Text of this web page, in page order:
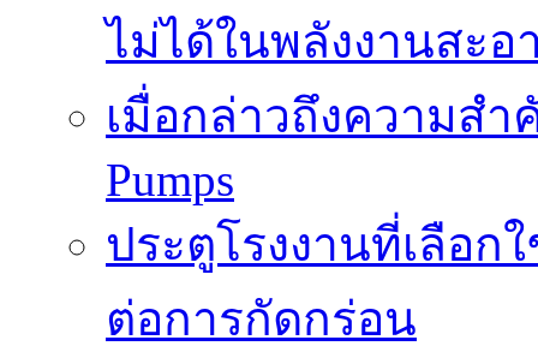
ไม่ได้ในพลังงานสะอ
เมื่อกล่าวถึงความสำ
Pumps
ประตูโรงงานที่เลือ
ต่อการกัดกร่อน